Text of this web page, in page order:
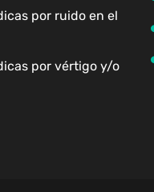
por ruido en el
por vértigo y/o